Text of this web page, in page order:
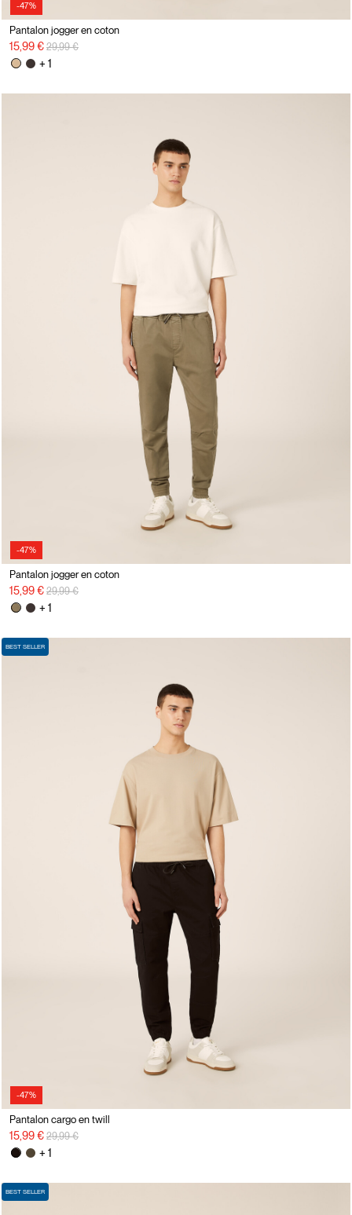
-47%
Pantalon jogger en coton
15,99 € Prix réduit de
29,99 €à
+ 1
-47%
Pantalon jogger en coton
15,99 € Prix réduit de
29,99 €à
+ 1
-47%
BEST SELLER
Pantalon cargo en twill
15,99 € Prix réduit de
29,99 €
+ 1
BEST SELLER